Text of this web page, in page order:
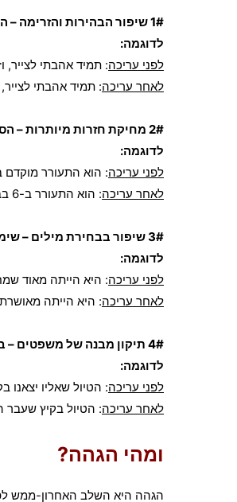
1# שיפור הבהירות והזרימה – הפיכת משפטים לקלים יותר להבנה והבטחת קישור חלק, ברור וזורם בין הרעיונות.
לדוגמה:
לפני עריכה: תמיד אהבתי לצייר,
לאחר עריכה: תמיד אהבתי
2# מחיקת חזרות מיותרות – הסרת מילים או ביטויים שלא מוסיפים דבר לתוכן והופכים את הטקסט למסורבל ומנופח בלי סיבה טובה.
לדוגמה:
לפני עריכה: הוא התעורר מוקדם בבוקר ב-6 בבוקר כדי להתחיל את
לאחר עריכה: הוא התעורר ב-6 בבוקר כדי להתחיל את שגרת היום שלו.
3# שיפור בבחירת מילים – שימוש במילים עוצמתיות ומדויקות יותר להעברת רגשות, מסרים ופרטים.
לדוגמה:
לפני עריכה: היא הייתה מאוד
לאחר עריכה: היא הייתה
4# תיקון מבנה של משפטים – בנייה מחדש ושכתוב של משפטים מסורבלים ו"כבדים" במטרה להגיע לטקסט ברור, זורם, קל ומהנה לקריאה.
לדוגמה:
לפני עריכה: הטיול שאליו
לאחר עריכה: הטיול בקיץ שעבר
ומהי הגהה?
הגהה היא השלב האחרון-ממש